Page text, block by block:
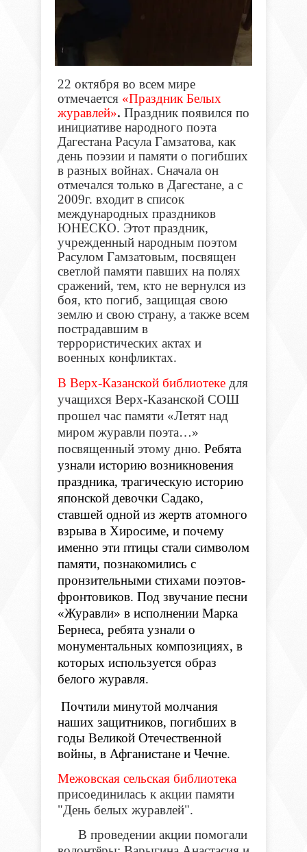
22 октябряво всем мире
отмечается «Праздник Белых
журавлей». Праздник появился по
инициативе народного поэта
Дагестана Расула Гамзатова, как
день поэзии и памяти о погибших
в разных войнах. Сначала он
отмечался только в Дагестане, а с
2009г. входит в список
международных праздников
ЮНЕСКО. Этот праздник,
учрежденный народным поэтом
Расулом Гамзатовым, посвящен
светлой памяти павших на полях
сражений, тем, кто не вернулся из
боя, кто погиб, защищая свою
землю и свою страну, а также всем
пострадавшим в
террористических актах и
военных конфликтах.
В Верх-Казанской библиотекедля
учащихся Верх-Казанской СОШ
прошел час памяти «Летят над
миром журавли поэта…»
посвященный этому дню. Ребята
узнали историю возникновения
праздника, трагическую историю
японской девочки Садако,
ставшей одной из жертв атомного
взрыва в Хиросиме, и почему
именно эти птицы стали символом
памяти, познакомились с
пронзительными стихами поэтов-
фронтовиков. Под звучание песни
«Журавли» в исполнении Марка
Бернеса, ребята узнали о
монументальных композициях, в
которых используется образ
белого журавля.
Почтили минутой молчания
наших защитников, погибших в
годы Великой Отечественной
войны, в Афганистане и Чечне.
Межовская сельская библиотека
присоединилась к акции памяти
"День белых журавлей".
В проведении акции помогали